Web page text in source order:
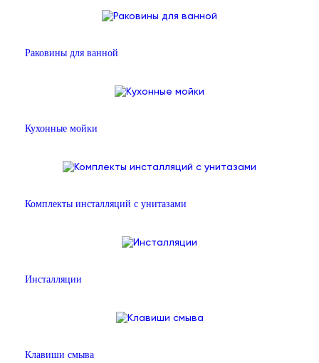
Раковины для ванной
Кухонные мойки
Комплекты инсталляций с унитазами
Инсталляции
Клавиши смыва